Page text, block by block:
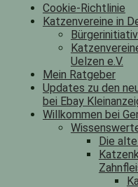
Cookie-Richtlinie
Katzenvereine in
Uelzen e.V.
Mein Ratgeber
Updates zu den
bei Ebay
Willkommen bei
Die